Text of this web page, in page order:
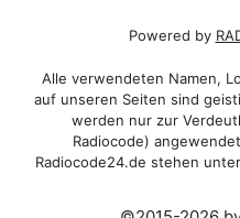
Powered by
Alle verwendeten Namen,
auf unseren Seiten sind
werden nur zur
Radiocode)
Radiocode24.de stehen